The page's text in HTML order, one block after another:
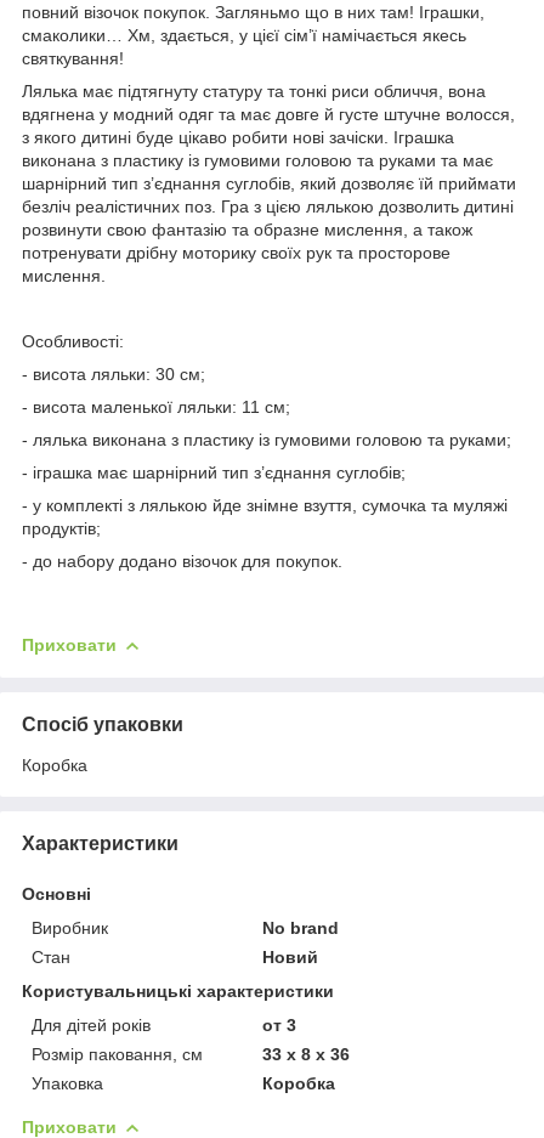
повний візочок покупок. Загляньмо що в них там! Іграшки,
смаколики… Хм, здається, у цієї сім’ї намічається якесь
святкування!
Лялька має підтягнуту статуру та тонкі риси обличчя, вона
вдягнена у модний одяг та має довге й густе штучне волосся,
з якого дитині буде цікаво робити нові зачіски. Іграшка
виконана з пластику із гумовими головою та руками та має
шарнірний тип з’єднання суглобів, який дозволяє їй приймати
безліч реалістичних поз. Гра з цією лялькою дозволить дитині
розвинути свою фантазію та образне мислення, а також
потренувати дрібну моторику своїх рук та просторове
мислення.
Особливості:
- висота ляльки: 30 см;
- висота маленької ляльки: 11 см;
- лялька виконана з пластику із гумовими головою та руками;
- іграшка має шарнірний тип з’єднання суглобів;
- у комплекті з лялькою йде знімне взуття, сумочка та муляжі
продуктів;
- до набору додано візочок для покупок.
Приховати
Спосіб упаковки
Коробка
Характеристики
Основні
Виробник
No brand
Стан
Новий
Користувальницькі характеристики
Для дітей років
от 3
Розмір паковання, см
33 x 8 x 36
Упаковка
Коробка
Приховати